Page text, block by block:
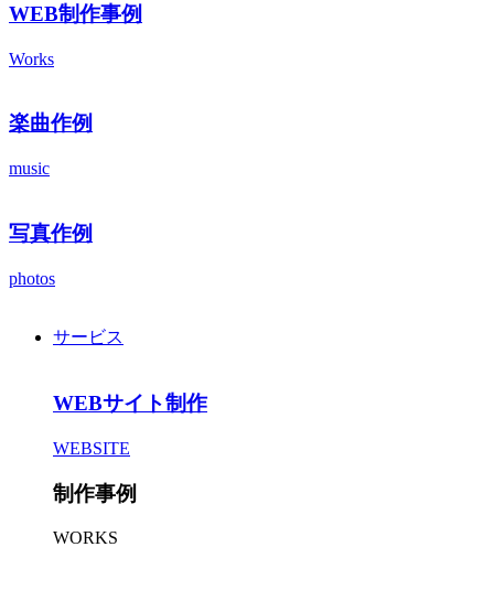
WEB制作事例
Works
楽曲作例
music
写真作例
photos
サービス
WEBサイト制作
WEBSITE
制作事例
WORKS